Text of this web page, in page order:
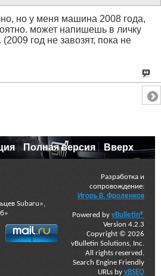
но у меня машина 2008 года,
может напишешь в личку
год не завозят, пока не
Полная версия Вверх
Subaru»,
Разработка и
сопровождение:
Игорь В. Фроленков
Powered by vBulletin®
Version 4.2.3
Copyright © 2026
vBulletin Solutions, Inc.
All rights reserved.
Search Engine Friendly
URLs by vBSEO